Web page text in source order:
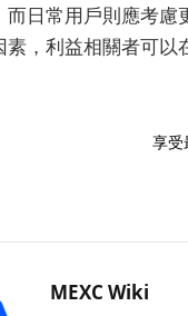
而日常用戶則應考慮
素，利益相關者可以
享受
MEXC Wiki